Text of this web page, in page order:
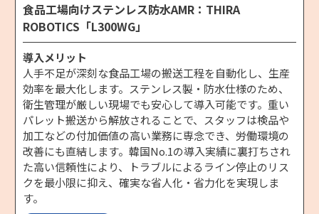
食品工場向けステンレス防水AMR：THIRA
ROBOTICS「L300WG」
導入メリット
人手不足が深刻な食品工場の搬送工程を自動化し、生産
効率を最大化します。ステンレス製・防水仕様のため、
衛生管理が厳しい現場でも安心して導入可能です。重い
パレット搬送から解放されることで、スタッフは検品や
加工などの付加価値の高い業務に専念でき、労働環境の
改善にも直結します。韓国No.1の導入実績に裏打ちされ
た高い信頼性により、トラブルによるライン停止のリス
クを最小限に抑え、確実な省人化・省力化を実現しま
す。